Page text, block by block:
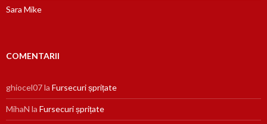
Sara Mike
COMENTARII
ghiocel07la Fursecuri șprițate
MihaN la Fursecuri șprițate